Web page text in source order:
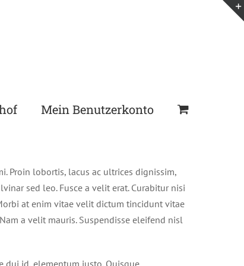
Mein Benutzerkonto
Proin lobortis, lacus ac ultrices dignissim,
sed leo. Fusce a velit erat. Curabitur nisi
at enim vitae velit dictum tincidunt vitae
a velit mauris. Suspendisse eleifend nisl
dui id, elementum justo. Quisque